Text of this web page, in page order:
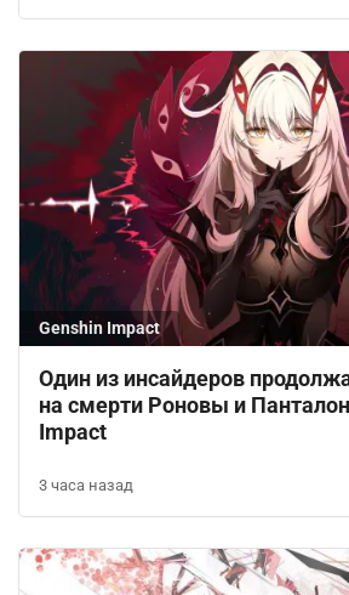
Genshin Impact
Один из инсайдеров
на смерти Роновы и
Impact
3 часа назад